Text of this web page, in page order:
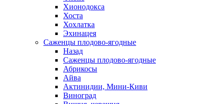
Хионодокса
Хоста
Хохлатка
Эхинацея
Саженцы плодово-ягодные
Назад
Саженцы плодово-ягодные
Абрикосы
Айва
Актинидии, Мини-Киви
Виноград